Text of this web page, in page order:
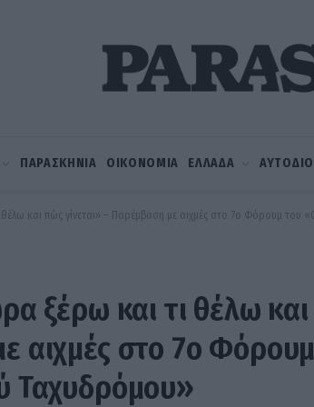
ΠΑΡΑΣΚΗΝΙΑ ΟΙΚΟΝΟΜΙΑ ΕΛΛΑΔΑ
και πώς γίνεται» – Παρέμβαση με αιχμές στο 7ο Φόρουμ του
ξέρω και τι θέλω
αιχμές στο 7ο
Ταχυδρόμου»